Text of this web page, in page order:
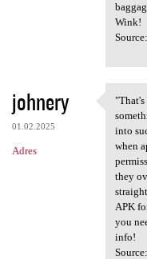
Wink!
Source:
johnery
01.02.2025
Adres
into
when
they
APK
you
info!
Source: